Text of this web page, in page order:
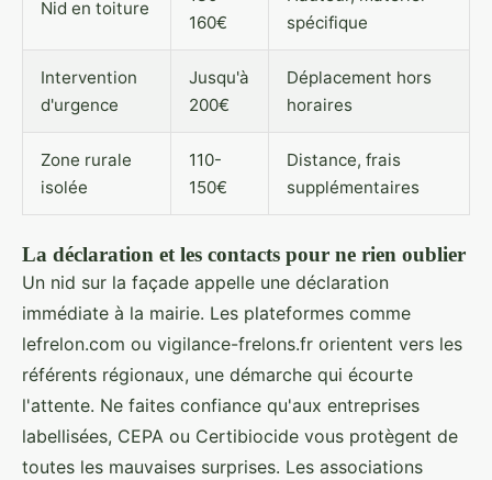
Nid en toiture
160€
spécifique
Intervention
d'urgence
Jusqu'à
200€
Déplacement hors
horaires
Zone rurale
isolée
110-
150€
Distance, frais
supplémentaires
La déclaration et les contacts pour ne rien oublier
Un nid sur la façade appelle une déclaration
immédiate à la mairie. Les plateformes comme
lefrelon.com ou vigilance-frelons.fr orientent vers les
référents régionaux, une démarche qui écourte
l'attente. Ne faites confiance qu'aux entreprises
labellisées, CEPA ou Certibiocide vous protègent de
toutes les mauvaises surprises. Les associations